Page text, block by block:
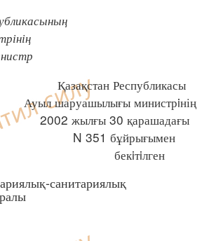
Қазақстан Республикасы
Ауыл шаруашылығы министрiнің
2002 жылғы 30 қарашадағы
N 351 бұйрығымен
бекiтiлген
санитариялық